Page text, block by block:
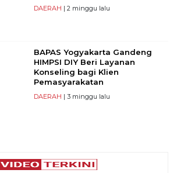
DAERAH | 2 minggu lalu
BAPAS Yogyakarta Gandeng
HIMPSI DIY Beri Layanan
Konseling bagi Klien
Pemasyarakatan
DAERAH | 3 minggu lalu